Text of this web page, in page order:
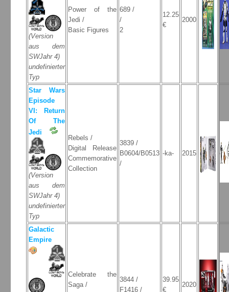
(Version
aus dem
SWJahr 4)
undefinierter
Typ
Power of the
Jedi /
Basic Figures
689 /
/
2
12.25
€
2000
Star Wars
Episode
VI: Return
Of The
Jedi
(Version
aus dem
SWJahr 4)
undefinierter
Typ
Rebels /
Digital Release
Commemorative
Collection
3839 /
B0604/B0513
/
-ka- 2015
Galactic
Empire
Celebrate the
Saga /
3844 /
F1416 /
39.95
€
2020